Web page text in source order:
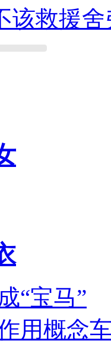
该救援舍
“宝马”
用概念